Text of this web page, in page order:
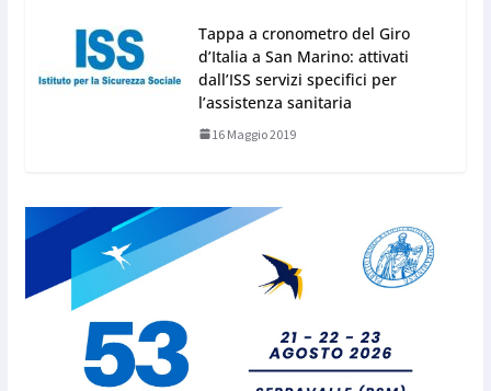
Tappa a cronometro del Giro
d’Italia a San Marino: attivati
dall’ISS servizi specifici per
l’assistenza sanitaria
16 Maggio 2019